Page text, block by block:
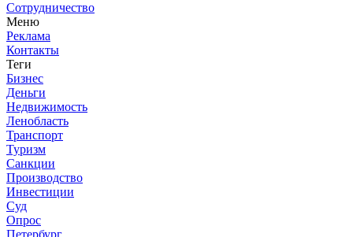
Сотрудничество
Меню
Реклама
Контакты
Теги
Бизнес
Деньги
Недвижимость
Ленобласть
Транспорт
Туризм
Санкции
Производство
Инвестиции
Суд
Опрос
Петербург